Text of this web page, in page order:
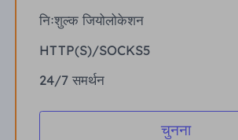
निःशुल्क जियोलोकेशन
HTTP(S)/SOCKS5
24/7 समर्थन
चुनना